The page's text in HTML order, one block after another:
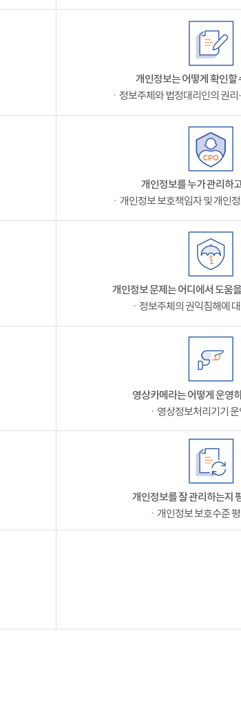
개인정보는 어떻게 확인할
ㆍ정보주체와 법정대리인의 권리
개인정보를 누가 관리하
ㆍ개인정보 보호책임자 및 개인
개인정보 문제는 어디에서 도움
ㆍ정보주체의 권익침해에
영상카메라는 어떻게 운영
ㆍ영상정보처리기기 운
개인정보를 잘 관리하는지
ㆍ개인정보 보호수준